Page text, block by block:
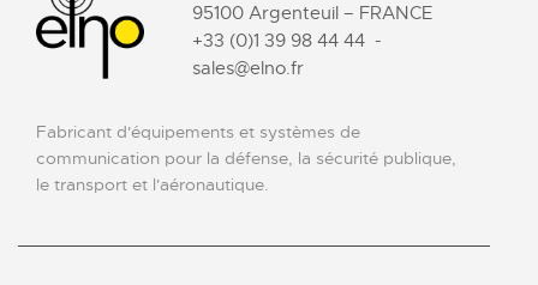
95100 Argenteuil – FRANCE
+33 (0)1 39 98 44 44-
sales@elno.fr
Fabricant d'équipements et systèmes de
communication pour la défense, la sécurité publique,
le transport et l'aéronautique.